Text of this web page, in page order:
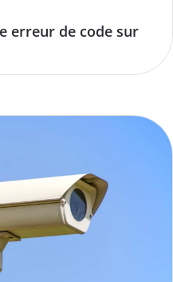
erreur de code sur